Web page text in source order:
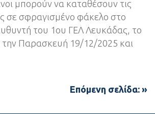
μπορούν να καταθέσουν τις
σε σφραγισμένο φάκελο στο
του 1ου ΓΕΛ Λευκάδας, το
την Παρασκευή 19/12/2025 και
Επόμενη σελίδα: »